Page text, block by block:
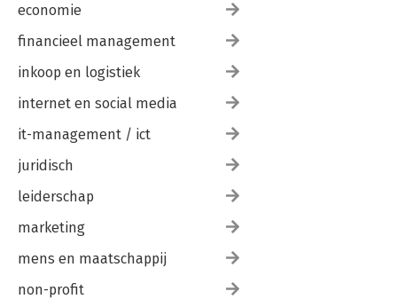
economie
financieel management
inkoop en logistiek
internet en social media
it-management / ict
juridisch
leiderschap
marketing
mens en maatschappij
non-profit